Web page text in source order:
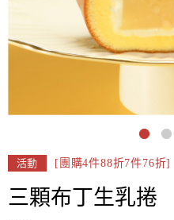
活動 [團購4件88折7件76折]
三顆布丁生乳捲